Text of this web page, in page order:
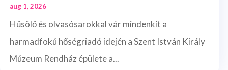
aug 1, 2026
Hűsölő és olvasósarokkal vár mindenkit a
harmadfokú hőségriadó idején a Szent István Király
Múzeum Rendház épülete a...